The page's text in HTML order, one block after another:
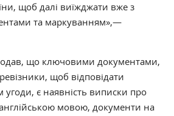
щоб далі виїжджати вже з
та маркуванням»,—
що ключовими документами,
щоб відповідати
є наявність виписки про
мовою, документи на